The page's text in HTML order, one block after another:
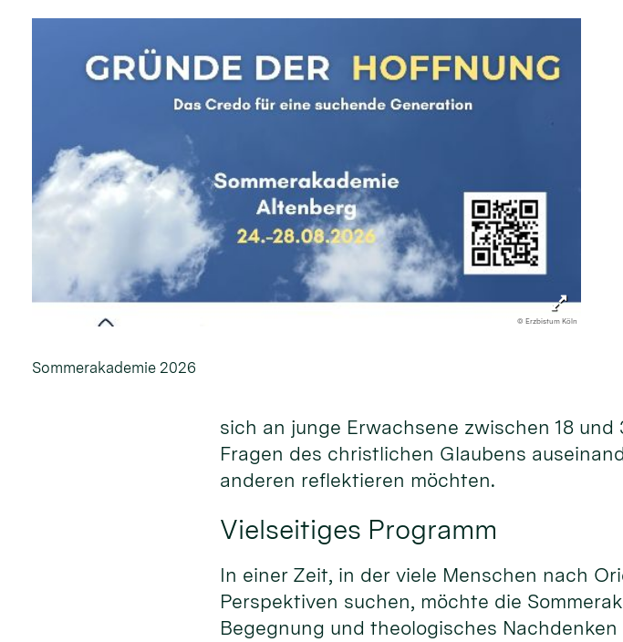
© Erzbistum Köln
Sommerakademie 2026
sich an junge Erwachsene zwischen 18
Fragen des christlichen Glaubens
anderen reflektieren möchten.
Vielseitiges Programm
In einer Zeit, in der viele Menschen nach
Perspektiven suchen, möchte die
Begegnung und theologisches